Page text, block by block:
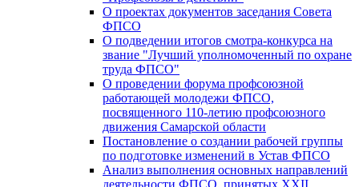
О проектах документов заседания Совета
ФПСО
О подведении итогов смотра-конкурса на
звание "Лучший уполномоченный по охране
труда ФПСО"
О проведении форума профсоюзной
работающей молодежи ФПСО,
посвященного 110-летию профсоюзного
движения Самарской области
Постановление о создании рабочей группы
по подготовке изменений в Устав ФПСО
Анализ выполнения основных направлений
деятельности ФПСО, принятых XXII